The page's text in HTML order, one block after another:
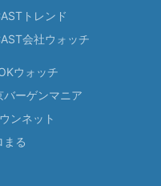
トレンド
会社ウォッチ
ウォッチ
バーゲンマニア
ンネット
まる